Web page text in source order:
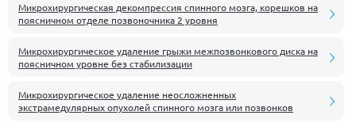
Микрохирургическая декомпрессия спинного мозга, корешков на
поясничном отделе позвоночника 2 уровня
Микрохирургическое удаление грыжи межпозвонкового диска на
поясничном уровне без стабилизации
Микрохирургическое удаление неосложненных
экстрамедулярных опухолей спинного мозга или позвонков